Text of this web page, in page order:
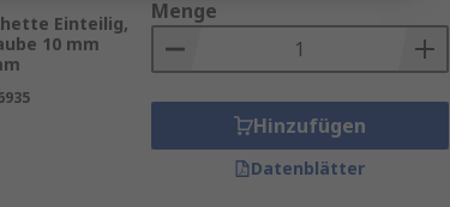
Einteilig,
10 mm
Menge
Hinzufügen
Datenblätter